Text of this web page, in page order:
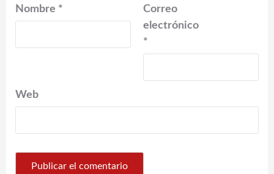
Nombre *
Correo
electrónico
*
Web